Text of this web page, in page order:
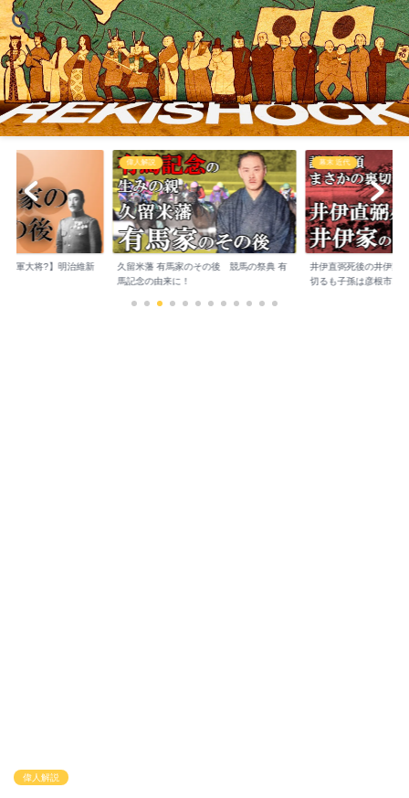
その後 競馬の祭典 有
幕末 近代
井伊直弼死後の井伊家のその後 徳川を裏
切るも子孫は彦根市...
偉人解説
今川氏の子孫の現在は
務めるも明治維新...
偉人解説